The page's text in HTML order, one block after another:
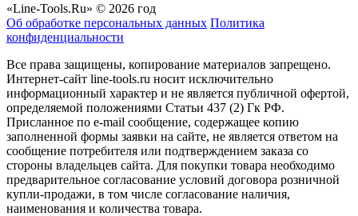
«Line-Tools.Ru» © 2026 год
Об обработке персональных данных Политика
конфиденциальности
Все права защищены, копирование материалов запрещено.
Интернет-сайт line-tools.ru носит исключительно
информационный характер и не является публичной офертой,
определяемой положениями Статьи 437 (2) Гк РФ.
Присланное по e-mail сообщение, содержащее копию
заполненной формы заявки на сайте, не является ответом на
сообщение потребителя или подтверждением заказа со
стороны владельцев сайта. Для покупки товара необходимо
предварительное согласование условий договора розничной
купли-продажи, в том числе согласование наличия,
наименования и количества товара.